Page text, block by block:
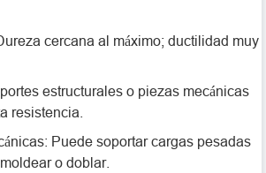
cercana al máximo; ductilidad muy
estructurales o piezas mecánicas
resistencia.
Puede soportar cargas pesadas
o doblar.